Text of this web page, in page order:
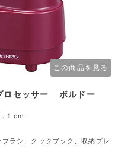
この商品を見る
ロセッサー ボルドー
ラシ、クックブック、収納プレ